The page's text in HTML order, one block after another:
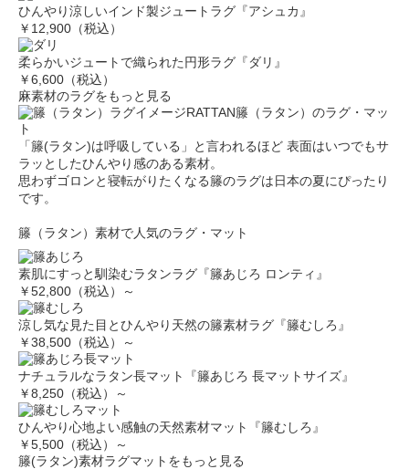
ひんやり涼しいインド製ジュートラグ『アシュカ』
￥12,900（税込）
柔らかいジュートで織られた円形ラグ『ダリ』
￥6,600（税込）
麻素材のラグをもっと見る
RATTAN籐（ラタン）のラグ・マッ
ト
「籐(ラタン)は呼吸している」と言われるほど 表面はいつでもサ
ラッとしたひんやり感のある素材。
思わずゴロンと寝転がりたくなる籐のラグは日本の夏にぴったり
です。
籐（ラタン）素材で人気のラグ・マット
素肌にすっと馴染むラタンラグ『籐あじろ ロンティ』
￥52,800（税込）～
涼し気な見た目とひんやり天然の籐素材ラグ『籐むしろ』
￥38,500（税込）～
ナチュラルなラタン長マット『籐あじろ 長マットサイズ』
￥8,250（税込）～
ひんやり心地よい感触の天然素材マット『籐むしろ』
￥5,500（税込）～
籐(ラタン)素材ラグマットをもっと見る